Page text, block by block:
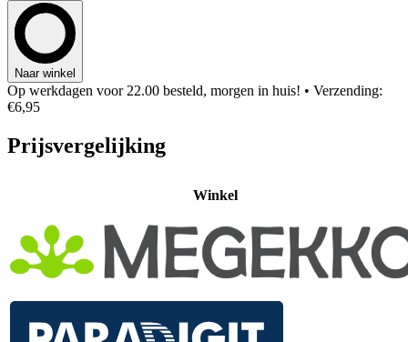
Naar winkel
Op werkdagen voor 22.00 besteld, morgen in huis! • Verzending:
€6,95
Prijsvergelijking
Winkel